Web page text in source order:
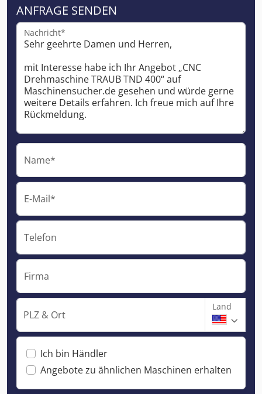
ANFRAGE SENDEN
Nachricht*
Name*
E-Mail*
Telefon
Firma
PLZ & Ort
Land
Ich bin Händler
Angebote zu ähnlichen Maschinen erhalten